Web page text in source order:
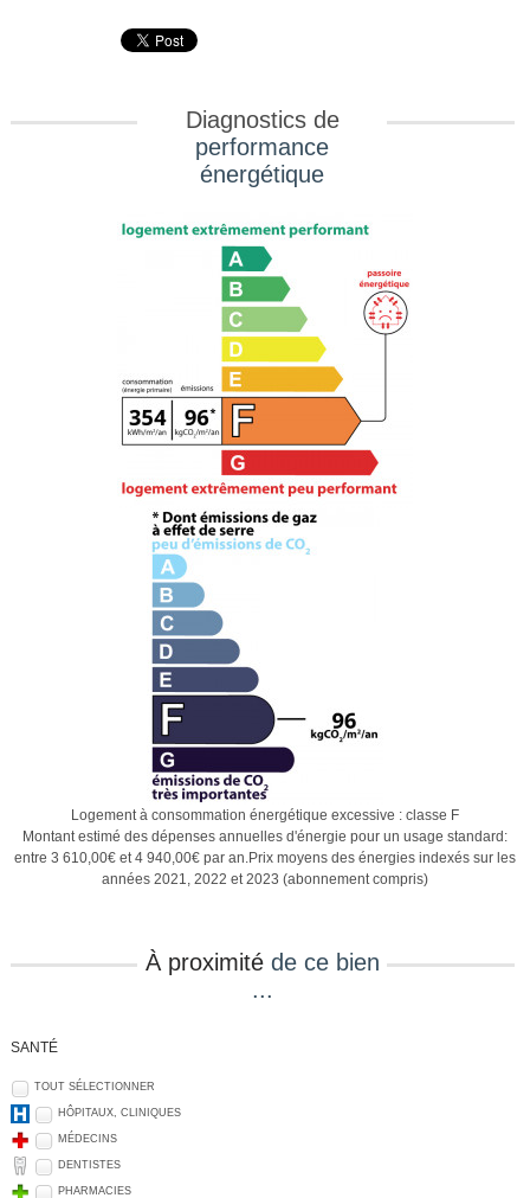
Diagnostics de
performance
énergétique
Logement à consommation énergétique excessive : classe F
Montant estimé des dépenses annuelles d'énergie pour un usage standard:
entre 3 610,00€ et 4 940,00€ par an.Prix moyens des énergies indexés sur les
années 2021, 2022 et 2023 (abonnement compris)
À proximité de ce bien
...
SANTÉ
TOUT SÉLECTIONNER
HÔPITAUX, CLINIQUES
MÉDECINS
DENTISTES
PHARMACIES